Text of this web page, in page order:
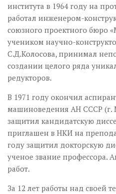
института в 1964 году на
работал инженером-
союзного проектного бюро
учеником научно-
С.Д.Колосова, принимал
создании целого ряда
редукторов.
В 1971 году окончил
машиноведения АН СССР (г.
защитил кандидатскую
приглашен в НКИ на
году защитил докторскую
ученое звание профессора.
работ.
За 12 лет работы над своей